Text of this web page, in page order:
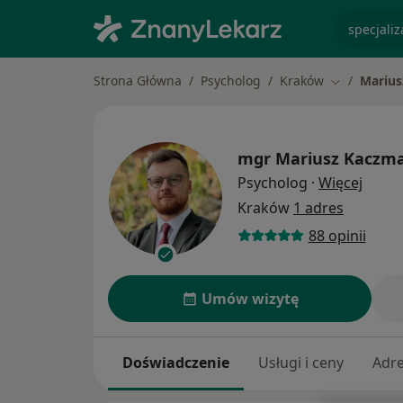
Strona Główna Psycholog Kraków Zmień
mgr Mariusz
Psycholog · Więcej
Kraków 1 adres
88 opinii
Umów wizytę
Doświadczenie Usługi i ceny